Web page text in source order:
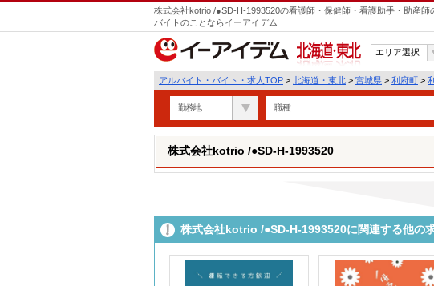
株式会社kotrio /●SD-H-1993520の看護師・保健師・看護助手・助産
バイトのことならイーアイデム
北海道・東北
エリア選択
アルバイト・バイト・求人TOP > 北海道・東北 > 宮城県 > 利府町 >
勤務地 職種
株式会社kotrio /●SD-H-1993520
株式会社kotrio /●SD-H-1993520に関連する他の